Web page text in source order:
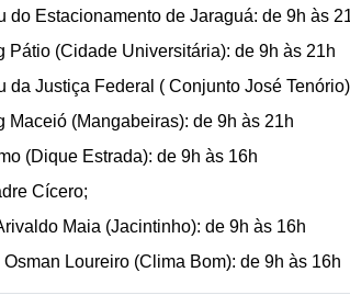
do Estacionamento de Jaraguá: de 9h às
Pátio (Cidade Universitária): de 9h às 21h
da Justiça Federal ( Conjunto José
Maceió (Mangabeiras): de 9h às 21h
(Dique Estrada): de 9h às 16h
Cícero;
Maia (Jacintinho): de 9h às 16h
Loureiro (Clima Bom): de 9h às 16h